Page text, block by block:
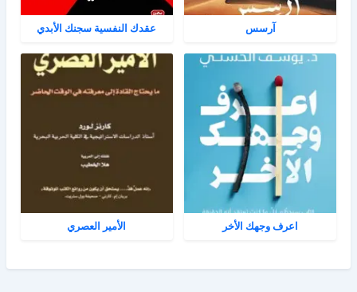
آرسس عقدك النفسية سجنك الأبدي
اعرف وجهك الأخر الأمير العصري